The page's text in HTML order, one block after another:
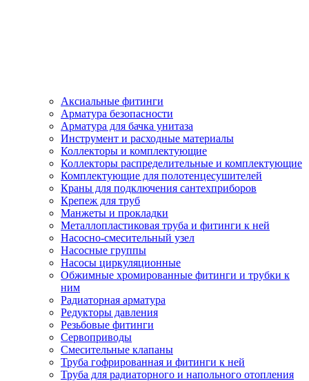
Аксиальные фитинги
Арматура безопасности
Арматура для бачка унитаза
Инструмент и расходные материалы
Коллекторы и комплектующие
Коллекторы распределительные и комплектующие
Комплектующие для полотенцесушителей
Краны для подключения сантехприборов
Крепеж для труб
Манжеты и прокладки
Металлопластиковая труба и фитинги к ней
Насосно-смесительный узел
Насосные группы
Насосы циркуляционные
Обжимные хромированные фитинги и трубки к
ним
Радиаторная арматура
Редукторы давления
Резьбовые фитинги
Сервоприводы
Смесительные клапаны
Труба гофрированная и фитинги к ней
Труба для радиаторного и напольного отопления